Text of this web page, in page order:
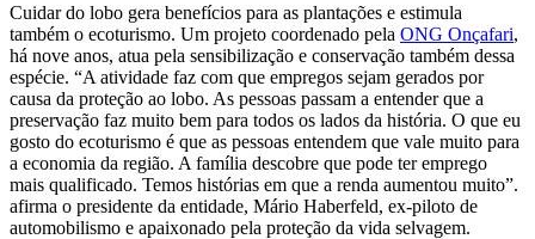
Cuidar do lobo gera benefícios para as plantações e estimula
também o ecoturismo. Um projeto coordenado pela ONG Onçafari,
há nove anos, atua pela sensibilização e conservação também dessa
espécie. “A atividade faz com que empregos sejam gerados por
causa da proteção ao lobo. As pessoas passam a entender que a
preservação faz muito bem para todos os lados da história. O que eu
gosto do ecoturismo é que as pessoas entendem que vale muito para
a economia da região. A família descobre que pode ter emprego
mais qualificado. Temos histórias em que a renda aumentou muito”.
afirma o presidente da entidade, Mário Haberfeld, ex-piloto de
automobilismo e apaixonado pela proteção da vida selvagem.